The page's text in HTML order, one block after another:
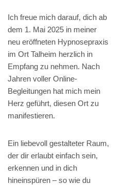
Ich freue mich darauf, dich ab
dem 1. Mai 2025 in meiner
neu eröffneten Hypnosepraxis
im Ort Talheim herzlich in
Empfang zu nehmen. Nach
Jahren voller Online-
Begleitungen hat mich mein
Herz geführt, diesen Ort zu
manifestieren.
Ein liebevoll gestalteter Raum,
der dir erlaubt einfach sein,
erkennen und in dich
hineinspüren – so wie du